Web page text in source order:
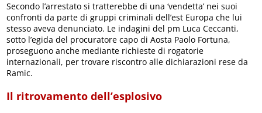
Secondo l’arrestato si tratterebbe di una ‘vendetta’ nei suoi
confronti da parte di gruppi criminali dell’est Europa che lui
stesso aveva denunciato. Le indagini del pm Luca Ceccanti,
sotto l’egida del procuratore capo di Aosta Paolo Fortuna,
proseguono anche mediante richieste di rogatorie
internazionali, per trovare riscontro alle dichiarazioni rese da
Ramic.
Il ritrovamento dell’esplosivo